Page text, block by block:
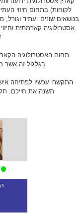
לקוחות) בתחום חיזוי
בנושאים שונים: עתיד וגורל,
אסטרולוגיה קארמתית
תחום האסטרולוגיה
בגלגול זה אשר
התקשרו עכשיו לפתיחה
תשנה את חייכם.